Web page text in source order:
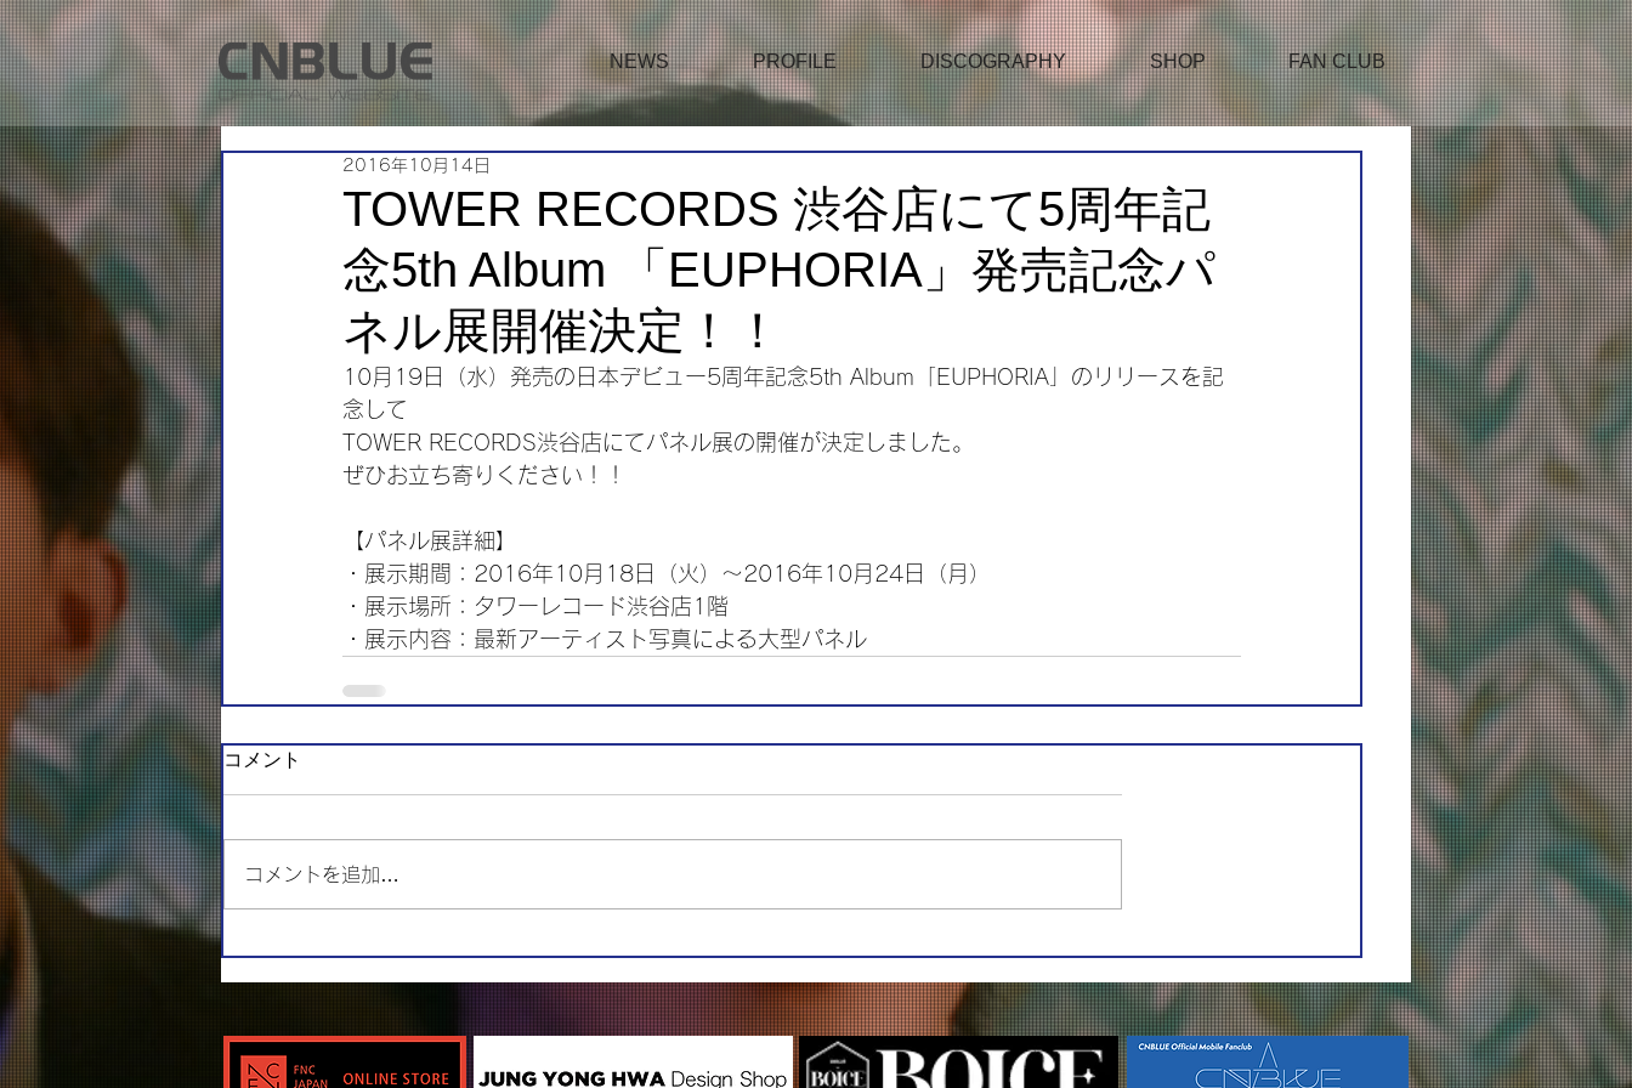
NEWS PROFILE DISCOGRAPHY SHOP FAN CLUB
TOWER RECORDS 渋谷店にて5周年記
念5th Album 「EUPHORIA」発売記念パ
ネル展開催決定！！
2016年10月14日
10月19日（水）発売の日本デビュー5周年記念5th Album「EUPHORIA」のリリースを記
念して
TOWER RECORDS渋谷店にてパネル展の開催が決定しました。
ぜひお立ち寄りください！！
【パネル展詳細】
・展示期間：2016年10月18日（火）～2016年10月24日（月）
・展示場所：タワーレコード渋谷店1階
・展示内容：最新アーティスト写真による大型パネル
コメント
コメントを追加…